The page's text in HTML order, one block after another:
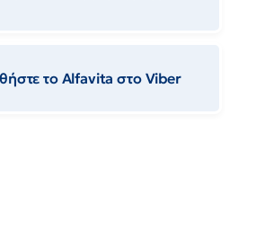
το Αlfavita στο Viber